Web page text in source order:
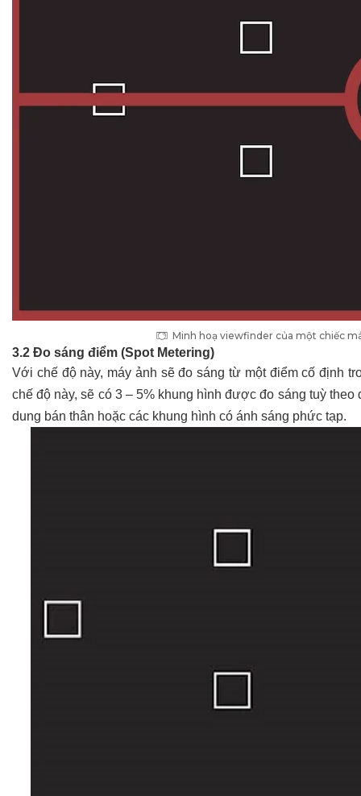
Minh hoạ viewfinder của một chiếc
3.2 Đo sáng điểm (Spot Metering)
Với chế độ này, máy ảnh sẽ đo sáng từ một điểm cố định
chế độ này, sẽ có 3 – 5% khung hình được đo sáng tuỳ
dung bán thân hoặc các khung hình có ánh sáng phức tạp.